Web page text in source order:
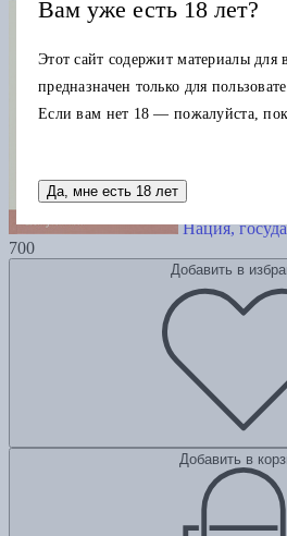
Нация,
700
Добавить в
Добавить в
Вам уже есть 18 лет?
Этот сайт содержит материалы для
предназначен только для
Если вам нет 18 — пожалуйста,
Да, мне есть 18 лет